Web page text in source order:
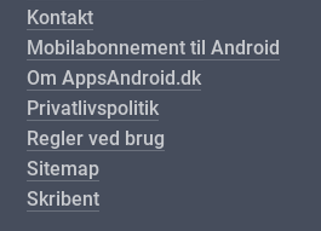
Kontakt
Mobilabonnement til Android
Om AppsAndroid.dk
Privatlivspolitik
Regler ved brug
Sitemap
Skribent